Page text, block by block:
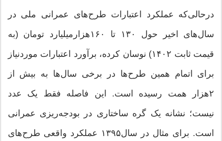
درحالی‌که عملکرد اعتبارات طرح‌های عمرانی ملی در
سال‌های اخیر حول ۱۳۰ تا ۱۶۰‌هزار‌میلیارد تومان (به
قیمت ثابت ۱۴۰۲) نوسان کرده، برآورد اعتبارات موردنیاز
برای اتمام همین طرح‌ها در برخی سال‌ها به بیش از
۲‌هزار همت رسیده است. این فاصله فقط یک عدد
نیست؛ نشانه یک گره ساختاری در بودجه‌ریزی عمرانی
است. برای مثال در سال۱۳۹۵ عملکرد واقعی طرح‌های